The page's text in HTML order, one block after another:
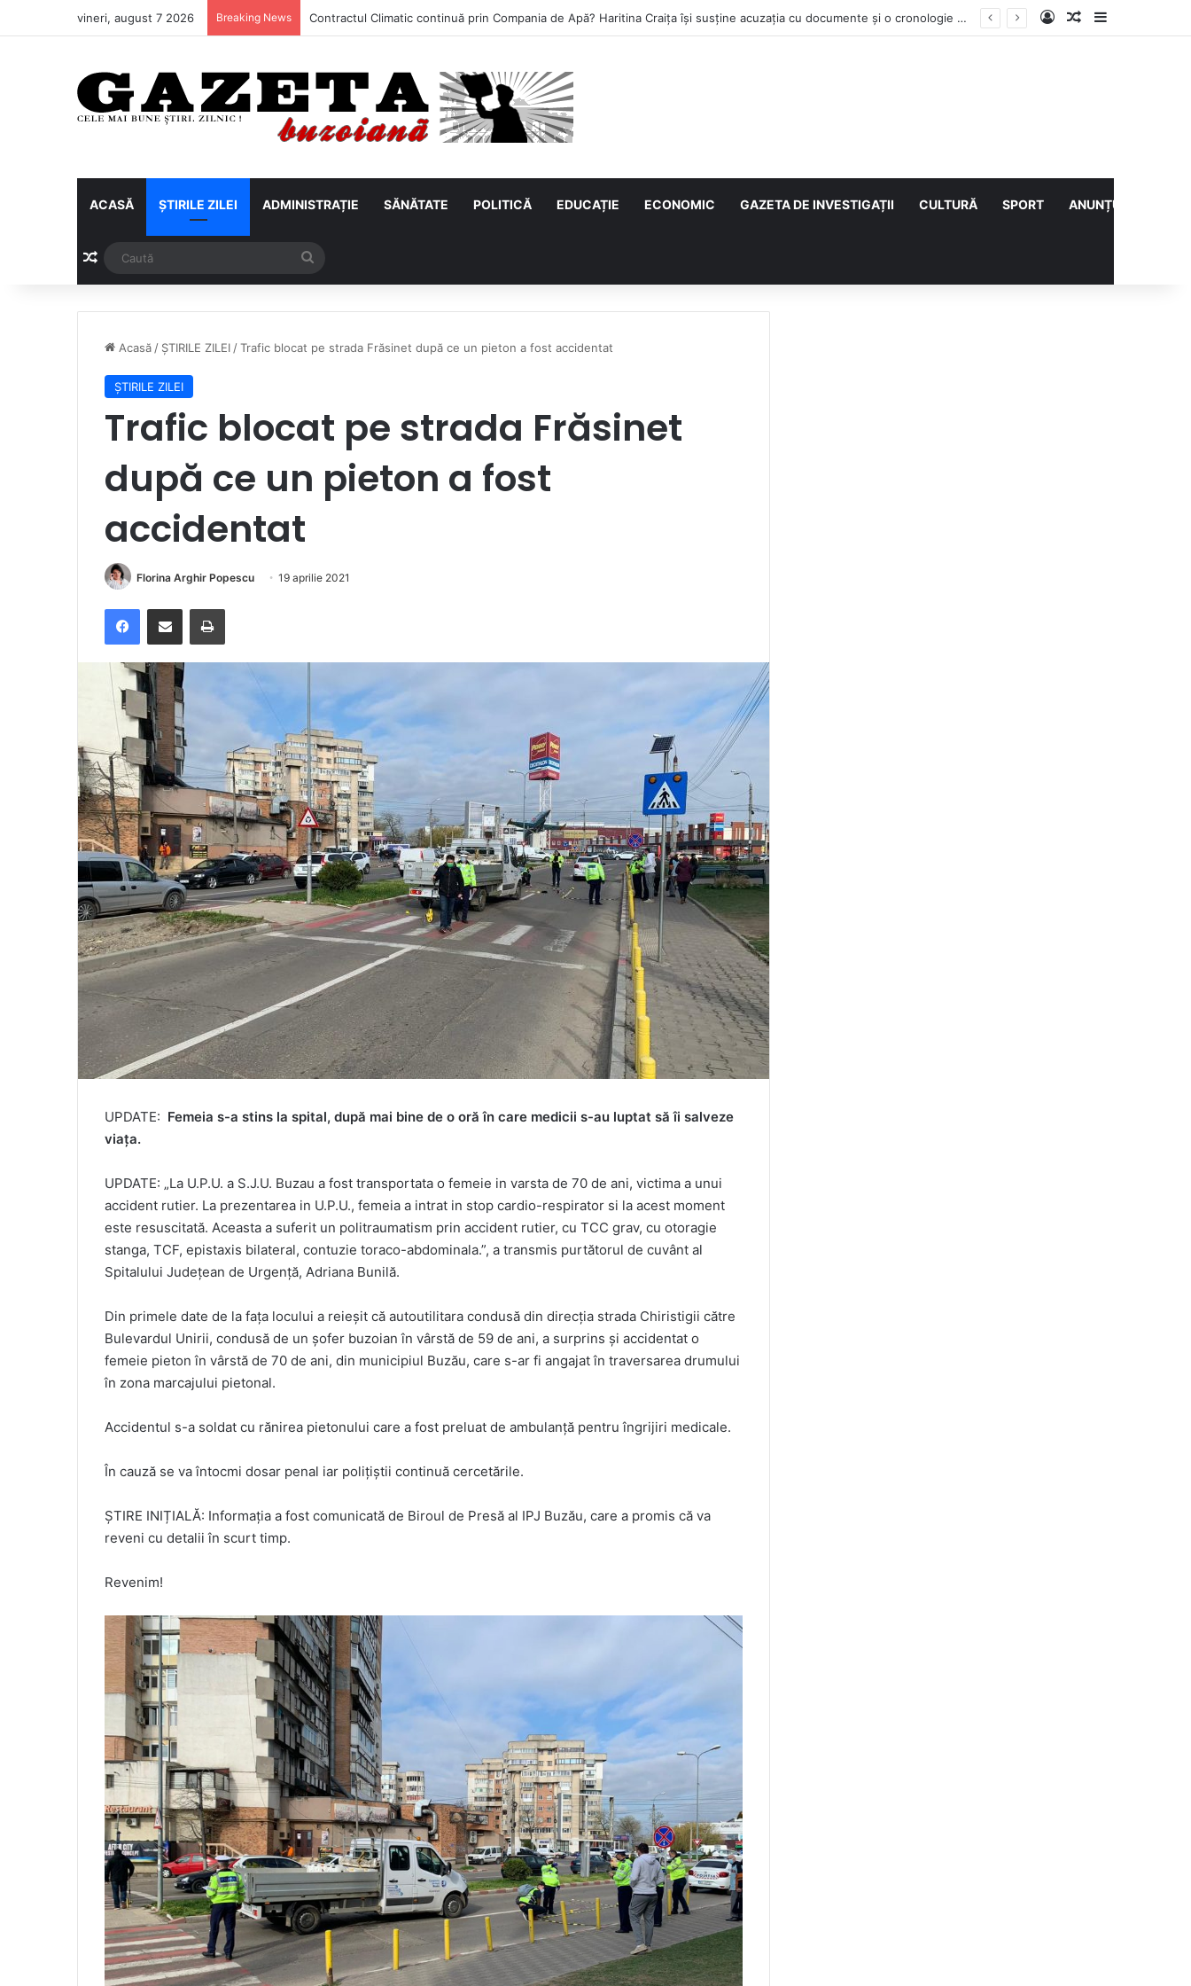
vineri, august 7 2026 Breaking News Vești bune din rezervațiile naturale ale Buzăului. Lacurile de la Boldu și Balta Albă și-au refăcut o bună parte din luciul de apă Log InArticol aleatoriu
Sidebar
ACASĂ ȘTIRILE ZILEI ADMINISTRAȚIE SĂNĂTATE POLITICĂ EDUCAȚIE ECONOMIC GAZETA DE INVESTIGAȚII CULTURĂ SPORT ANUNȚURI
Articol aleatoriu
Acasă / ȘTIRILE ZILEI /Trafic blocat pe strada Frăsinet după ce un pieton a fost accidentat
ȘTIRILE ZILEI
Trafic blocat pe strada Frăsinet
după ce un pieton a fost
accidentat
Florina Arghir Popescu 19 aprilie 2021
FacebookDistribuie prin e-mail Imprimare
UPDATE: Femeia s-a stins la spital, după mai bine de o oră în care medicii s-au luptat să îi salveze
viața.
UPDATE: „La U.P.U. a S.J.U. Buzau a fost transportata o femeie in varsta de 70 de ani, victima a unui
accident rutier. La prezentarea in U.P.U., femeia a intrat in stop cardio-respirator si la acest moment
este resuscitată. Aceasta a suferit un politraumatism prin accident rutier, cu TCC grav, cu otoragie
stanga, TCF, epistaxis bilateral, contuzie toraco-abdominala.”, a transmis purtătorul de cuvânt al
Spitalului Județean de Urgență, Adriana Bunilă.
Din primele date de la fața locului a reieșit că autoutilitara condusă din direcția strada Chiristigii către
Bulevardul Unirii, condusă de un șofer buzoian în vârstă de 59 de ani, a surprins și accidentat o
femeie pieton în vârstă de 70 de ani, din municipiul Buzău, care s-ar fi angajat în traversarea drumului
în zona marcajului pietonal.
Accidentul s-a soldat cu rănirea pietonului care a fost preluat de ambulanță pentru îngrijiri medicale.
În cauză se va întocmi dosar penal iar polițiștii continuă cercetările.
ȘTIRE INIȚIALĂ: Informația a fost comunicată de Biroul de Presă al IPJ Buzău, care a promis că va
reveni cu detalii în scurt timp.
Revenim!